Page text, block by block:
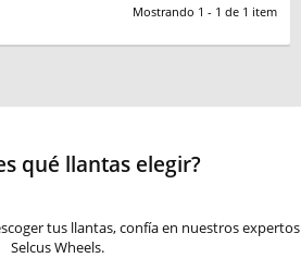
Mostrando 1 - 1 de 1 item
qué llantas elegir?
tus llantas, confía en nuestros expertos
Selcus Wheels.